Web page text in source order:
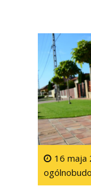
16 maja